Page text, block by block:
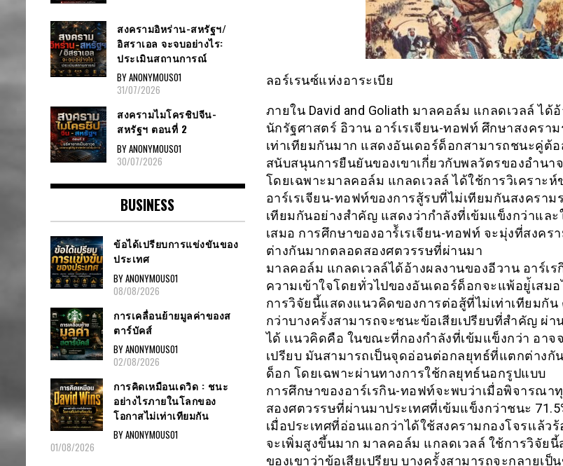
ลอร์เรนซ์แห่งอาระเบีย
ภายใน David and Goliath มาลคอล์ม แกลดเวลล์ ได้
นักรัฐศาสตร์ อิวาน อาร์เรเจียน-ทอฟท์ ศึกษาสงครา
เท่าเทียมกันมาก แสดงอันเดอร์ด็อกสามารถชนะคู่ต้อ
สนับสนุนการยืนยันของเขาเกี่ยวกับพลวัตรของอำนา
โดยเฉพาะมาลคอล์ม แกลดเวลล์ ได้ใช้การวิเคราะห์
อาร์เรเจียน-ทอฟท์ของการสู้รบที่ไม่เทียมกันสงคราม
เทียมกันอย่างสำคัญ แสดงว่ากำลังที่เข้มแข็งกว่าแล
เสมอ การศึกษาของอาร์้เรเจียน-ทอฟท์ จะมุ่งที่สงคร
ต่างกันมากตลอดสองศตวรรษที่ผ่านมา
มาลคอล์ม แกลดเวลล์ได้อ้างผลงานของอีวาน อาร์เ
ความเข้าใจโดยทั่วไปของอันเดอร์ด็อกจะแพ้อยู่้เสม
การวิจัยนี้แสดงแนวคิดของการต่อสู้ที่ไม่เท่าเทียมกั
กว่าบางครั้งสามารถจะชนะข้อเสียเปรียบที่สำคัญ ผ่า
ได้ เเนวคิดคือ ในขณะที่กองกำลังที่เข้มแข็งกว่า อาจ
เปรียบ มันสามารถเป็นจุดอ่อนต่อกลยุทธ์ที่แตกต่างกั
ด็อก โดยเฉพาะผ่านทางการใช้กลยุทธ์นอกรูปแบบ
การศึกษาของอาร์เรกิน-ทอฟท์จะพบว่าเมื่อพิจารณา
สองศตวรรษที่ผ่านมาประเทศที่เข้มแข็งกว่าชนะ
เมื่อประเทศที่อ่อนแอกว่าได้ใช้สงครามกองโจรเเล้ว
จะเพิ่มสูงขึ้นมาก มาลคอล์ม แกลดเวลล์ ใช้การวิจัย
ของเขาว่าข้อเสียเปรียบ บางครั้งสามารถจะกลายเป็
สงครามอิหร่าน-สหรัฐฯ/
อิสราเอล จะจบอย่างไร:
ประเมินสถานการณ์
BY ANONYMOUS01
31/07/2026
สงครามไมโครชิปจีน-
สหรัฐฯ ตอนที่ 2
BY ANONYMOUS01
30/07/2026
BUSINESS
ข้อได้เปรียบการแข่งขันของ
ประเทศ
BY ANONYMOUS01
08/08/2026
การเคลื่อนย้ายมูลค่าของส
ตาร์บัคส์
BY ANONYMOUS01
02/08/2026
การคิดเหมือนเดวิด : ชนะ
อย่างไรภายในโลกของ
โอกาสไม่เท่าเทียมกัน
BY ANONYMOUS01
01/08/2026